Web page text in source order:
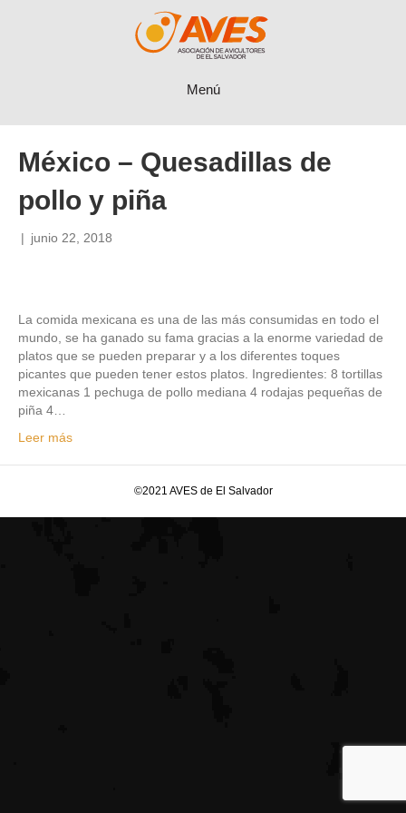
Menú
México – Quesadillas de
pollo y piña
| junio 22, 2018
La comida mexicana es una de las más consumidas en todo el
mundo, se ha ganado su fama gracias a la enorme variedad de
platos que se pueden preparar y a los diferentes toques
picantes que pueden tener estos platos. Ingredientes: 8 tortillas
mexicanas 1 pechuga de pollo mediana 4 rodajas pequeñas de
piña 4…
Leer más
©2021 AVES de El Salvador